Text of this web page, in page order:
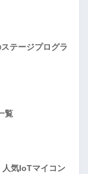
テージプログラ
覧
人気IoTマイコン